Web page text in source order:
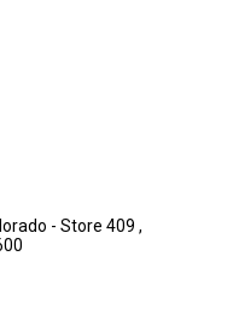
- Store 409 ,